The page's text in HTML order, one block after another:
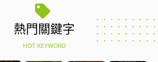
熱門關鍵字
HOT KEYWORD